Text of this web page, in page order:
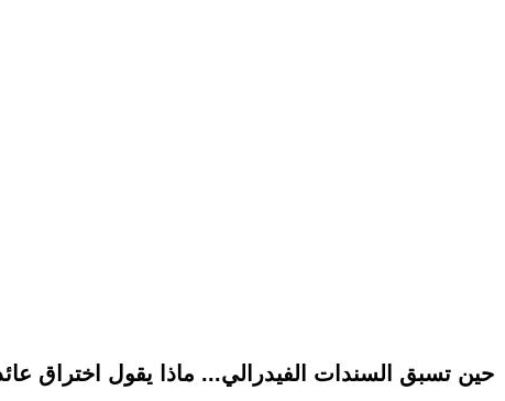
حين تسبق السندات الفيدرالي... ماذا يقول اختراق عائد